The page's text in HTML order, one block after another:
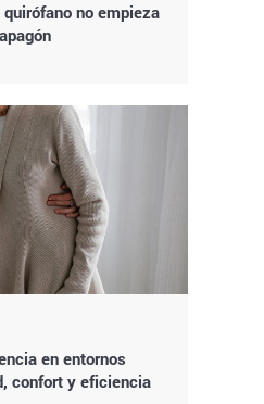
no empieza
en entornos
confort y eficiencia